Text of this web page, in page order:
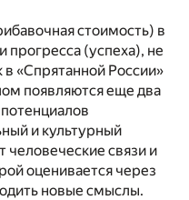
стоимость) в
прогресса (успеха), не
«Спрятанной России»
появляются еще два
и культурный
человеческие связи и
оценивается через
новые смыслы.